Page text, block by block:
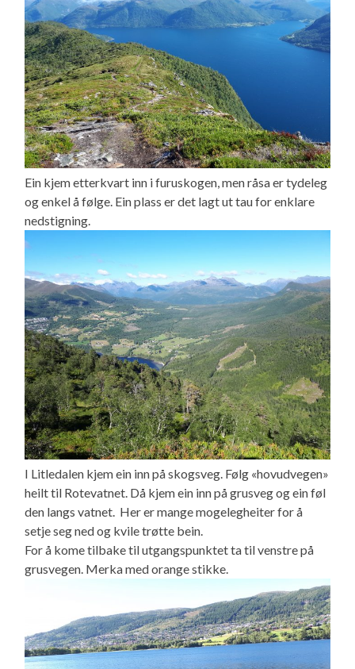
Ein kjem etterkvart inn i furuskogen, men råsa er tydeleg
og enkel å følge. Ein plass er det lagt ut tau for enklare
nedstigning.
I Litledalen kjem ein inn på skogsveg. Følg «hovudvegen»
heilt til Rotevatnet. Då kjem ein inn på grusveg og ein føl
den langs vatnet. Her er mange mogelegheiter for å
setje seg ned og kvile trøtte bein.
For å kome tilbake til utgangspunktet ta til venstre på
grusvegen. Merka med orange stikke.